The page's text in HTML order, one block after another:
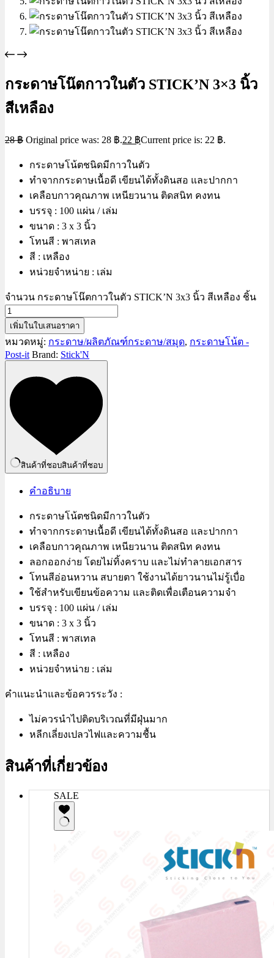
กระดาษโน๊ตกาวในตัว STICK’N 3×3 นิ้ว
สีเหลือง
28฿ Original price was: 28 ฿.22 ฿Current price is: 22 ฿.
กระดาษโน้ตชนิดมีกาวในตัว
ทำจากกระดาษเนื้อดี เขียนได้ทั้งดินสอ และปากกา
เคลือบกาวคุณภาพ เหนียวนาน ติดสนิท คงทน
บรรจุ : 100 แผ่น / เล่ม
ขนาด : 3 x 3 นิ้ว
โทนสี : พาสเทล
สี : เหลือง
หน่วยจำหน่าย : เล่ม
จำนวน กระดาษโน๊ตกาวในตัว STICK’N 3x3 นิ้ว สีเหลือง ชิ้น
เพิ่มในใบเสนอราคา
หมวดหมู่: กระดาษ/ผลิตภัณฑ์กระดาษ/สมุด, กระดาษโน้ต -
Post-it Brand: Stick'N
สินค้าที่ชอบสินค้าที่ชอบ
คำอธิบาย
กระดาษโน้ตชนิดมีกาวในตัว
ทำจากกระดาษเนื้อดี เขียนได้ทั้งดินสอ และปากกา
เคลือบกาวคุณภาพ เหนียวนาน ติดสนิท คงทน
ลอกออกง่าย โดยไม่ทิ้งคราบ และไม่ทำลายเอกสาร
โทนสีอ่อนหวาน สบายตา ใช้งานได้ยาวนานไม่รู้เบื่อ
ใช้สำหรับเขียนข้อความ และติดเพื่อเตือนความจำ
บรรจุ : 100 แผ่น / เล่ม
ขนาด : 3 x 3 นิ้ว
โทนสี : พาสเทล
สี : เหลือง
หน่วยจำหน่าย : เล่ม
คำแนะนำและข้อควรระวัง :
ไม่ควรนำไปติดบริเวณที่มีฝุ่นมาก
หลีกเลี่ยงเปลวไฟและความชื้น
สินค้าที่เกี่ยวข้อง
SALE